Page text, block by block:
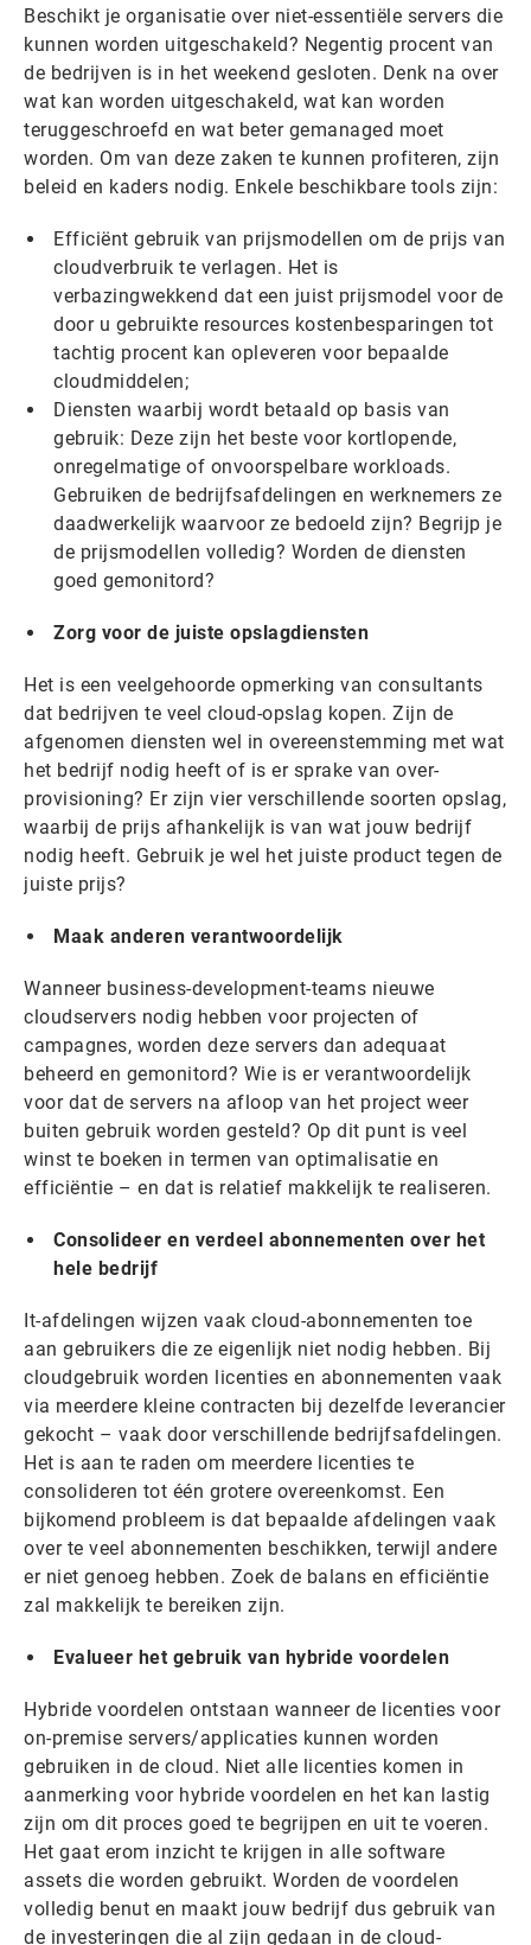
Beschikt je organisatie over niet-essentiële servers die
kunnen worden uitgeschakeld? Negentig procent van
de bedrijven is in het weekend gesloten. Denk na over
wat kan worden uitgeschakeld, wat kan worden
teruggeschroefd en wat beter gemanaged moet
worden. Om van deze zaken te kunnen profiteren, zijn
beleid en kaders nodig. Enkele beschikbare tools zijn:
Efficiënt gebruik van prijsmodellen om de prijs van
cloudverbruik te verlagen. Het is
verbazingwekkend dat een juist prijsmodel voor de
door u gebruikte resources kostenbesparingen tot
tachtig procent kan opleveren voor bepaalde
cloudmiddelen;
Diensten waarbij wordt betaald op basis van
gebruik: Deze zijn het beste voor kortlopende,
onregelmatige of onvoorspelbare workloads.
Gebruiken de bedrijfsafdelingen en werknemers ze
daadwerkelijk waarvoor ze bedoeld zijn? Begrijp je
de prijsmodellen volledig? Worden de diensten
goed gemonitord?
Zorg voor de juiste opslagdiensten
Het is een veelgehoorde opmerking van consultants
dat bedrijven te veel cloud-opslag kopen. Zijn de
afgenomen diensten wel in overeenstemming met wat
het bedrijf nodig heeft of is er sprake van over-
provisioning? Er zijn vier verschillende soorten opslag,
waarbij de prijs afhankelijk is van wat jouw bedrijf
nodig heeft. Gebruik je wel het juiste product tegen de
juiste prijs?
Maak anderen verantwoordelijk
Wanneer business-development-teams nieuwe
cloudservers nodig hebben voor projecten of
campagnes, worden deze servers dan adequaat
beheerd en gemonitord? Wie is er verantwoordelijk
voor dat de servers na afloop van het project weer
buiten gebruik worden gesteld? Op dit punt is veel
winst te boeken in termen van optimalisatie en
efficiëntie – en dat is relatief makkelijk te realiseren.
Consolideer en verdeel abonnementen over het
hele bedrijf
It-afdelingen wijzen vaak cloud-abonnementen toe
aan gebruikers die ze eigenlijk niet nodig hebben. Bij
cloudgebruik worden licenties en abonnementen vaak
via meerdere kleine contracten bij dezelfde leverancier
gekocht – vaak door verschillende bedrijfsafdelingen.
Het is aan te raden om meerdere licenties te
consolideren tot één grotere overeenkomst. Een
bijkomend probleem is dat bepaalde afdelingen vaak
over te veel abonnementen beschikken, terwijl andere
er niet genoeg hebben. Zoek de balans en efficiëntie
zal makkelijk te bereiken zijn.
Evalueer het gebruik van hybride voordelen
Hybride voordelen ontstaan wanneer de licenties voor
on-premise servers/applicaties kunnen worden
gebruiken in de cloud. Niet alle licenties komen in
aanmerking voor hybride voordelen en het kan lastig
zijn om dit proces goed te begrijpen en uit te voeren.
Het gaat erom inzicht te krijgen in alle software
assets die worden gebruikt. Worden de voordelen
volledig benut en maakt jouw bedrijf dus gebruik van
de investeringen die al zijn gedaan in de cloud-